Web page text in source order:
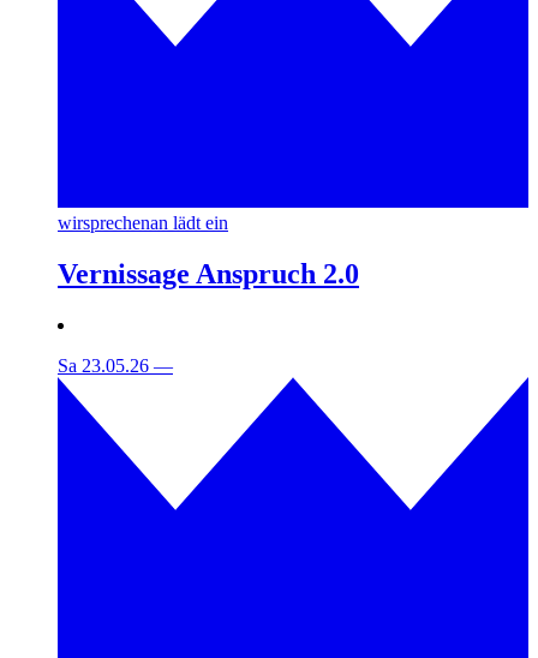
wirsprechenan lädt ein
Vernissage Anspruch 2.0
Sa 23.05.26 —